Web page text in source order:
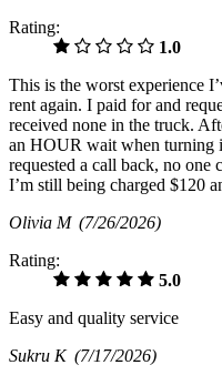
Rating:
1.0
This is the worst experience
rent again. I paid for and
received none in the truck.
an HOUR wait when turning
requested a call back, no one
I’m still being charged $120
Olivia M (7/26/2026)
Rating:
5.0
Easy and quality service
Sukru K (7/17/2026)